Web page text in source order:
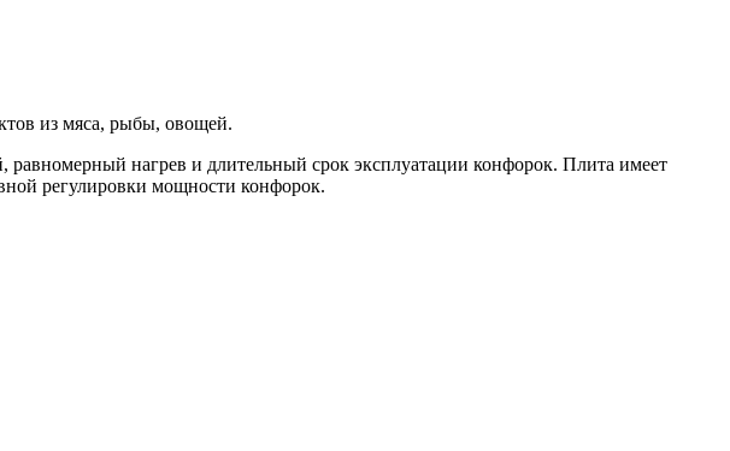
из мяса, рыбы, овощей.
нагрев и длительный срок эксплуатации конфорок. Плита имеет
регулировки мощности конфорок.